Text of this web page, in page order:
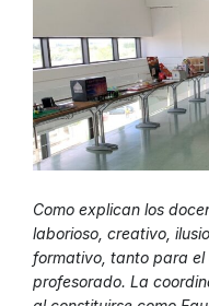
Como explican los
laborioso, creativo,
formativo, tanto para
profesorado. La